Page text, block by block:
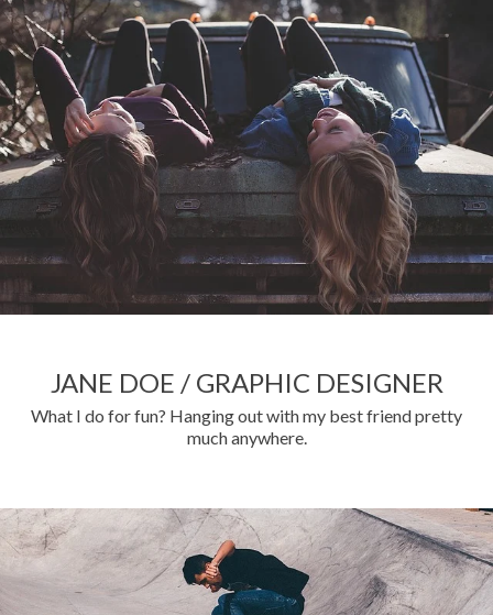
JANE DOE / GRAPHIC DESIGNER
What I do for fun? Hanging out with my best friend pretty
much anywhere.